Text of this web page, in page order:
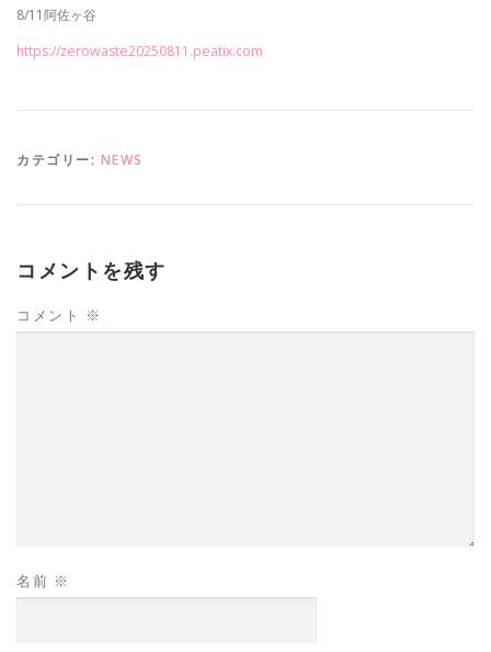
8/11阿佐ヶ谷
https://zerowaste20250811.peatix.com
カテゴリー: NEWS
コメントを残す
コメント ※
名前 ※